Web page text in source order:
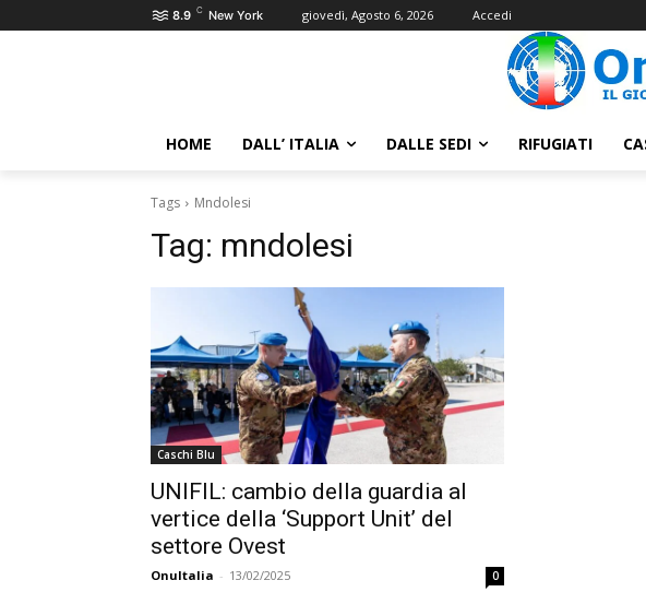
8.9 C New York giovedì, Agosto 6, 2026 Accedi
HOME DALL’ ITALIA DALLE SEDI RIFUGIATI
Tags Mndolesi
Tag: mndolesi
Caschi Blu
UNIFIL: cambio della guardia al
vertice della ‘Support Unit’ del
settore Ovest
OnuItalia - 13/02/2025 0